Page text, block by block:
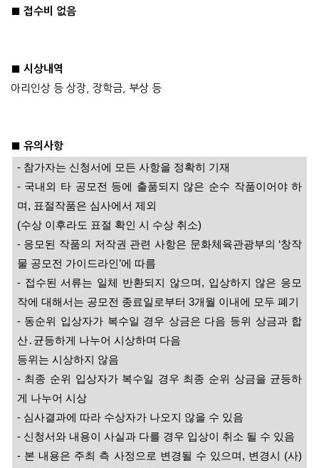
■ 접수비 없음
■ 시상내역
아리인상 등 상장 장학금 부상 등
■ 유의사항
- 참가자는 신청서에 모든 사항을 정확히 기재
- 국내외 타 공모전 등에 출품되지 않은 순수 작품이어야 하
며, 표절작품은 심사에서 제외
(수상 이후라도 표절 확인 시 수상 취소)
- 응모된 작품의 저작권 관련 사항은 문화체육관광부의 ‘창작
물 공모전 가이드라인’에 따름
- 접수된 서류는 일체 반환되지 않으며, 입상하지 않은 응모
작에 대해서는 공모전 종료일로부터 3개월 이내에 모두 폐기
- 동순위 입상자가 복수일 경우 상금은 다음 등위 상금과 합
산․ 균등하게 나누어 시상하며 다음
등위는 시상하지 않음
- 최종 순위 입상자가 복수일 경우 최종 순위 상금을 균등하
게 나누어 시상
- 심사결과에 따라 수상자가 나오지 않을 수 있음
- 신청서와 내용이 사실과 다를 경우 입상이 취소 될 수 있음
- 본 내용은 주최 측 사정으로 변경될 수 있으며, 변경시 (사)